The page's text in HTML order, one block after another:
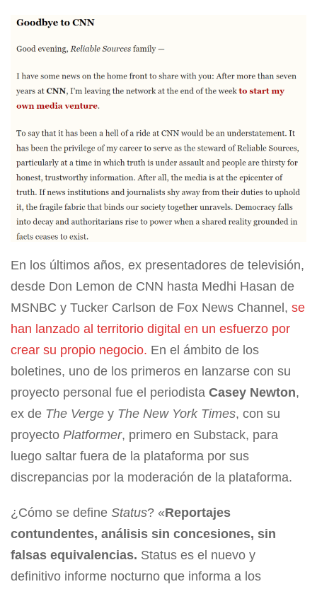
En los últimos años, ex presentadores de televisión,
desde Don Lemon de CNN hasta Medhi Hasan de
MSNBC y Tucker Carlson de Fox News Channel, se
han lanzado al territorio digital en un esfuerzo por
crear su propio negocio. En el ámbito de los
boletines, uno de los primeros en lanzarse con su
proyecto personal fue el periodista Casey Newton,
ex de The Verge y The New York Times, con su
proyecto Platformer, primero en Substack, para
luego saltar fuera de la plataforma por sus
discrepancias por la moderación de la plataforma.
¿Cómo se define Status? «Reportajes
contundentes, análisis sin concesiones, sin
falsas equivalencias. Status es el nuevo y
definitivo informe nocturno que informa a los